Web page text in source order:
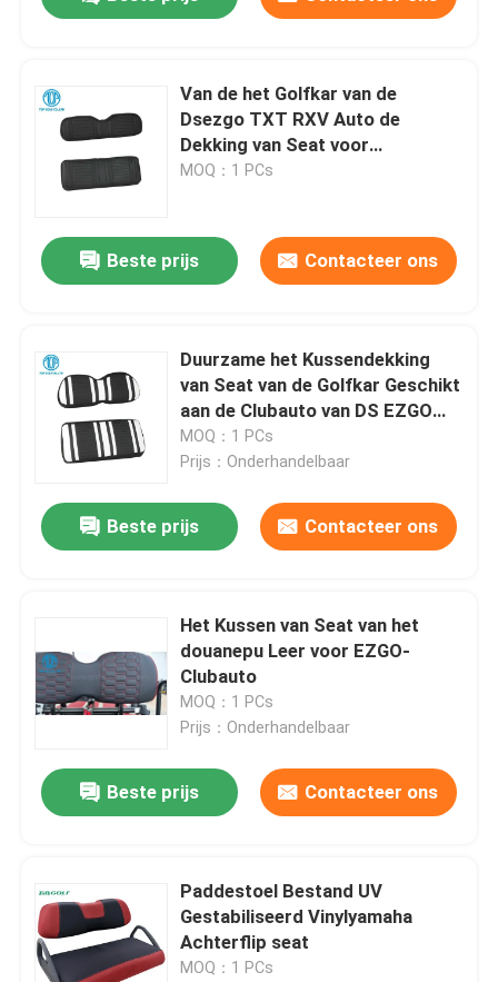
Producten
Ongeveer ons
Fabrieksreis
Contact de V.S.
Nieuws
De Zijspiegels van de golfkar
Het Dashboard van de golfkar
Van de het Golfkar van de
Dsezgo TXT RXV Auto de
Dekking van Seat voor
Achterbank-Kussen
MOQ：1 PCs
Beste prijs Contacteer ons
Duurzame het Kussendekking
van Seat van de Golfkar Geschikt
aan de Clubauto van DS EZGO
TXT RXV
MOQ：1 PCs
Prijs：Onderhandelbaar
Beste prijs Contacteer ons
Het Kussen van Seat van het
douanepu Leer voor EZGO-
Clubauto
MOQ：1 PCs
Prijs：Onderhandelbaar
Beste prijs Contacteer ons
Paddestoel Bestand UV
Gestabiliseerd Vinylyamaha
Achterflip seat
MOQ：1 PCs